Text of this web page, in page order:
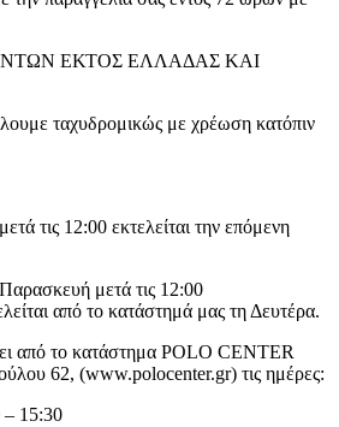
ΕΚΤΟΣ ΕΛΛΑΔΑΣ ΚΑΙ
ταχυδρομικώς με χρέωση κατόπιν
τις 12:00 εκτελείται την επόμενη
μετά τις 12:00
από το κατάστημά μας τη Δευτέρα.
από το κατάστημα POLO CENTER
62, (www.polocenter.gr) τις ημέρες:
– 15:30